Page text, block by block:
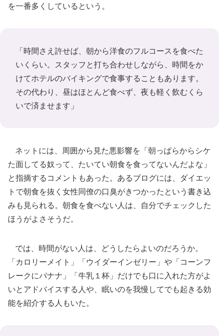
を一番多くしているという。
「時間さえ許せば、朝から洋食のフルコースを食べた
いくらい。スタッフと打ち合わせしながら、時間をか
けてホテルのバイキングで食事することもあります。
その代わり、昼はほとんど食べず、夜も軽く飲むくら
いで済ませます」
ネットには、周囲から見た悪影響を「朝っぱらからシケ
た面してる奴って、たいてい朝食を食ってないんだよな」
と指摘するコメントもあった。あるブログには、ダイエッ
トで朝食を抜く女性同僚の口臭がきつかったという書き込
みも見られる。朝食を食べない人は、自分でチェックした
ほうがよさそうだ。
では、時間がない人は、どうしたらよいのだろうか。
「カロリーメイト」「ウイダーインゼリー」や「コーンフ
レークにバナナ」「牛乳１杯」だけでも口に入れた方がよ
いとアドバイスする人や、眠いのを我慢してでも起きる効
能を紹介する人もいた。